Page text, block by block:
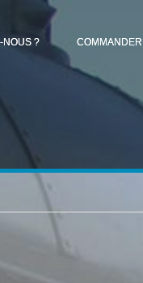
NOUS ? COMMANDER